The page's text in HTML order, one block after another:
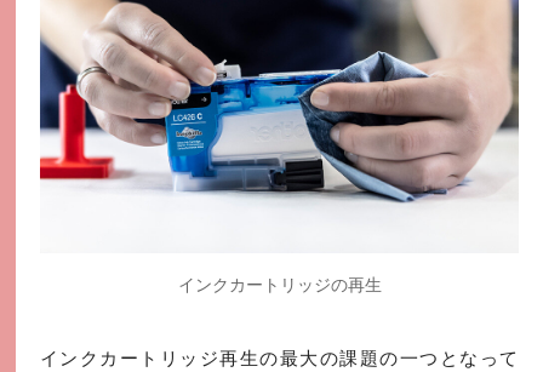
インクカートリッジの再生
インクカートリッジ再生の最大の課題の一つとなって